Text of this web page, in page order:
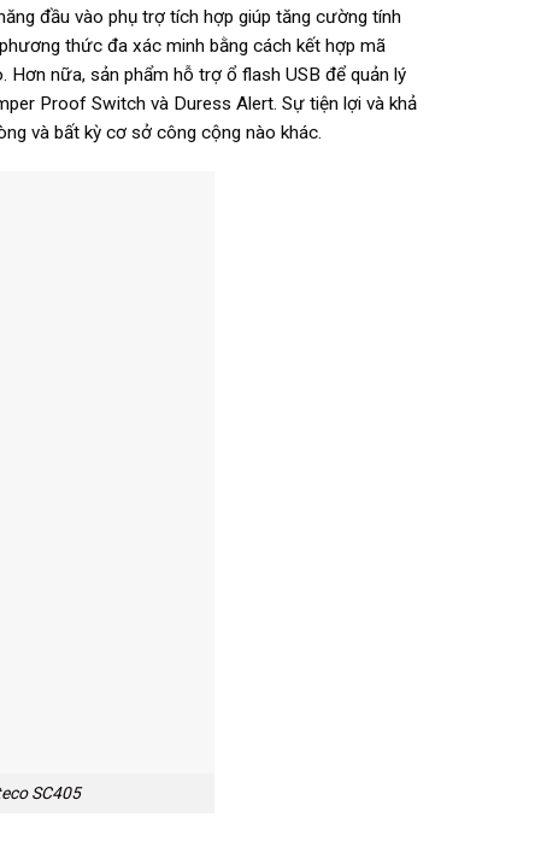
đầu vào phụ trợ tích hợp giúp tăng cường tính
thức đa xác minh bằng cách kết hợp mã
nữa, sản phẩm hỗ trợ ổ flash USB để quản lý
Proof Switch và Duress Alert. Sự tiện lợi và khả
và bất kỳ cơ sở công cộng nào khác.
SC405